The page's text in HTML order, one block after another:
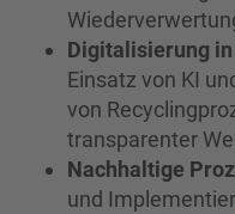
Digitalisierung
Einsatz von KI
von
transparenter
Nachhaltige
und